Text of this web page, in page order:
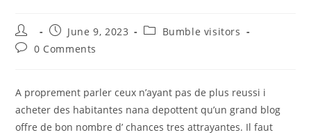
Post
author:
Post
published:
June 9, 2023
PostBumble visitors
Post0 Comments
A proprement parler ceux n’ayant pas de plus reussi i
acheter des habitantes nana depottent qu’un grand blog
offre de bon nombre d’ chances tres attrayantes. Il faut